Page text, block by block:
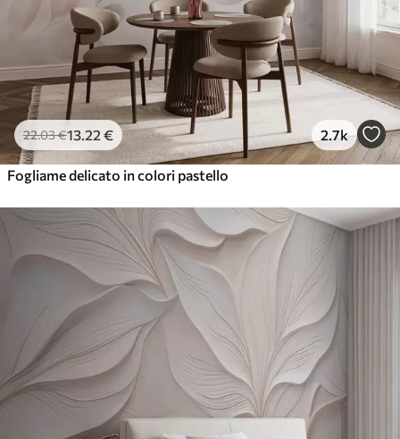
22.03€13 .22 € 2.7k
Fogliame delicato in colori pastello